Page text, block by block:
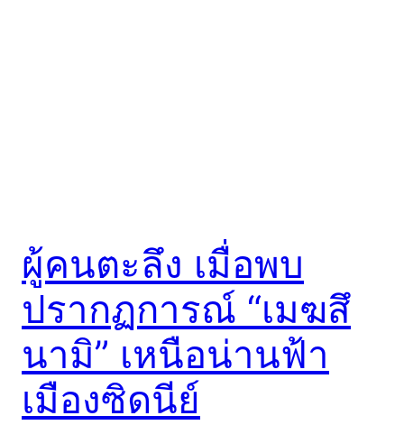
ผู้คนตะลึง เมื่อพบ
ปรากฏการณ์ “เมฆสึ
นามิ” เหนือน่านฟ้า
เมืองซิดนีย์